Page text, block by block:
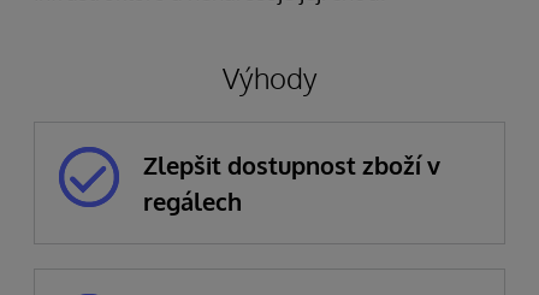
Výhody
Zlepšit dostupnost zboží v
regálech